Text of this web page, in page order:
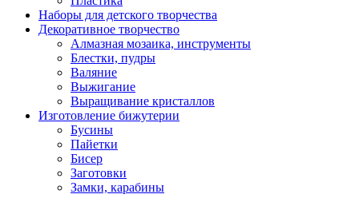
Наборы для детского творчества
Декоративное творчество
Алмазная мозаика, инструменты
Блестки, пудры
Валяние
Выжигание
Выращивание кристаллов
Изготовление бижутерии
Бусины
Пайетки
Бисер
Заготовки
Замки, карабины